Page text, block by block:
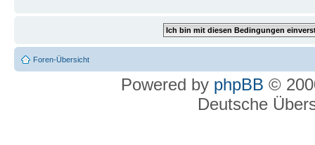
Foren-Übersicht
Powered by phpBB ©
Deutsche